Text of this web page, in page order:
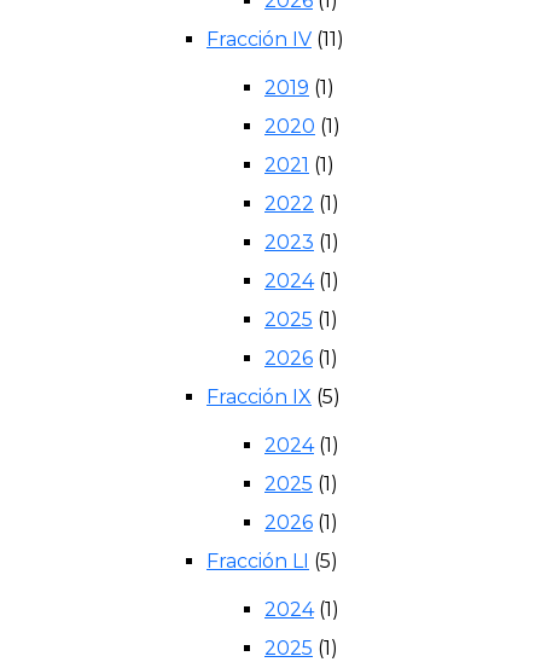
Fracción IV (11)
2019 (1)
2020 (1)
2021 (1)
2022 (1)
2023 (1)
2024(1)
2025 (1)
2026 (1)
Fracción IX (5)
2024(1)
2025 (1)
2026 (1)
Fracción LI (5)
2024(1)
2025 (1)